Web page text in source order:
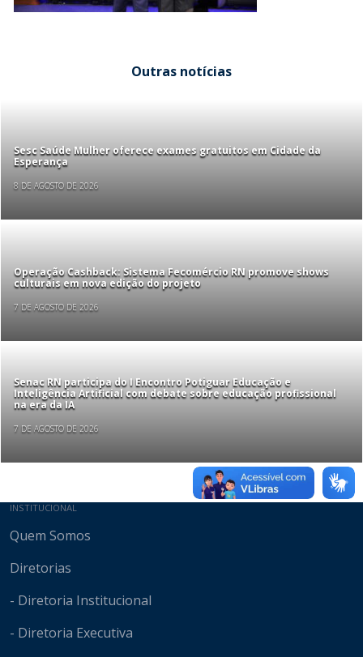
Outras notícias
Sesc Saúde Mulher oferece exames gratuitos em Cidade da
Esperança
8 DE AGOSTO DE 2026
Operação Cashback: Sistema Fecomércio RN promove shows
culturais em nova edição do projeto
7 DE AGOSTO DE 2026
Senac RN participa do I Encontro Potiguar Educação e
Inteligência Artificial com debate sobre educação profissional
na era da IA
7 DE AGOSTO DE 2026
Mapa do site
INSTITUCIONAL
Quem Somos
Diretorias
- Diretoria Institucional
- Diretoria Executiva